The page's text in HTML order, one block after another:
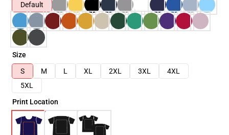
Default
Size
S
M L XL 2XL 3XL
4XL
5XL
Print Location